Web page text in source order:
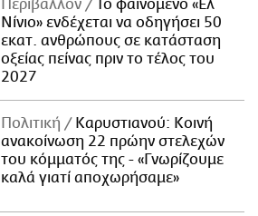
Περιβάλλον
Το φαινόμενο «Ελ
Νίνιο» ενδέχεται να οδηγήσει 50
εκατ. ανθρώπους σε κατάσταση
οξείας πείνας πριν το τέλος του
2027
Πολιτική
Καρυστιανού: Κοινή
ανακοίνωση 22 πρώην στελεχών
του κόμματός της - «Γνωρίζουμε
καλά γιατί αποχωρήσαμε»